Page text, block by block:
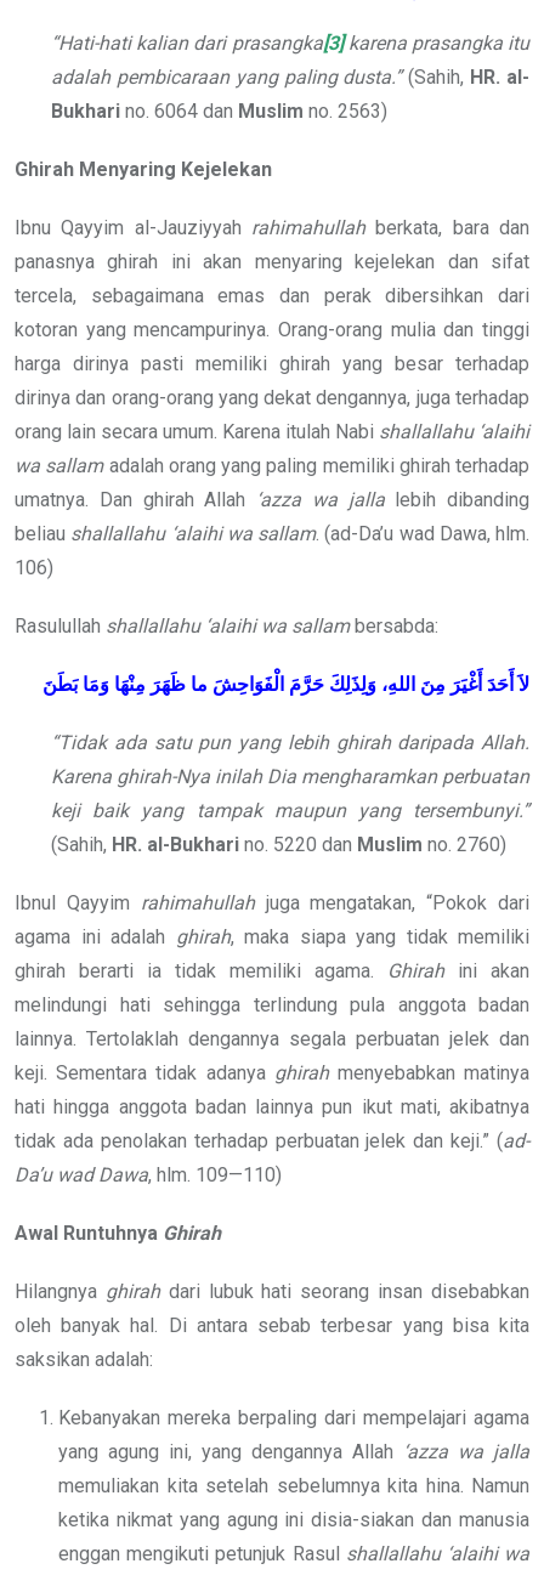
“Hati-hati kalian dari prasangka[3]karena prasangka itu
adalah pembicaraan yang paling dusta.”(Sahih, HR. al-
Bukhari no. 6064 dan Muslim no. 2563)
Ghirah Menyaring Kejelekan
Ibnu Qayyim al-Jauziyyah rahimahullahberkata, bara dan
panasnya ghirah ini akan menyaring kejelekan dan sifat
tercela, sebagaimana emas dan perak dibersihkan dari
kotoran yang mencampurinya. Orang-orang mulia dan tinggi
harga dirinya pasti memiliki ghirah yang besar terhadap
dirinya dan orang-orang yang dekat dengannya, juga terhadap
orang lain secara umum. Karena itulah Nabi shallallahu ‘alaihi
wa sallamadalah orang yang paling memiliki ghirah terhadap
umatnya. Dan ghirah Allah
‘azza wa jallalebih dibanding
beliau shallallahu ‘alaihi wa sallam. (ad-Da’u wad Dawa, hlm.
106)
Rasulullah shallallahu ‘alaihi wa sallambersabda:
لاَ أَحَدَ أَغْيَرَ مِنَ اللهِ، وَلِذَلِكَ حَرَّمَ الْفَوَاحِشَ ما ظَهَرَ مِنْهَا وَمَا بَطَنَ
“Tidak ada satu pun yang lebih ghirah daripada Allah.
Karena ghirah-Nya inilah Dia mengharamkan perbuatan
keji baik yang tampak maupun yang tersembunyi.”
(Sahih, HR. al-Bukhari no. 5220 dan Muslim no. 2760)
Ibnul Qayyim rahimahullahjuga mengatakan, “Pokok dari
agama ini adalah ghirah, maka siapa yang tidak memiliki
ghirah berarti ia tidak memiliki agama.
Ghirahini akan
melindungi hati sehingga terlindung pula anggota badan
lainnya. Tertolaklah dengannya segala perbuatan jelek dan
keji. Sementara tidak adanya ghirahmenyebabkan matinya
hati hingga anggota badan lainnya pun ikut mati, akibatnya
tidak ada penolakan terhadap perbuatan jelek dan keji.” (ad-
Da’u wad Dawa, hlm. 109—110)
Awal Runtuhnya Ghirah
Hilangnya ghirahdari lubuk hati seorang insan disebabkan
oleh banyak hal. Di antara sebab terbesar yang bisa kita
saksikan adalah:
Kebanyakan mereka berpaling dari mempelajari agama
yang agung ini, yang dengannya Allah
‘azza wa jalla
memuliakan kita setelah sebelumnya kita hina. Namun
ketika nikmat yang agung ini disia-siakan dan manusia
enggan mengikuti petunjuk Rasul shallallahu ‘alaihi wa